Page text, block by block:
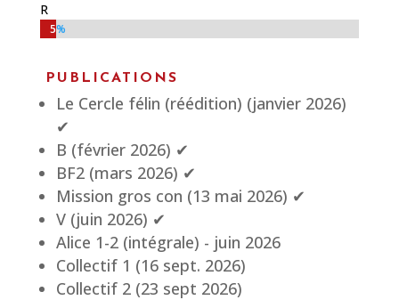
R
5%
5%
PUBLICATIONS
Le Cercle félin (réédition) (janvier 2026)
✔
B (février 2026) ✔
BF2 (mars 2026) ✔
Mission gros con (13 mai 2026) ✔
V (juin 2026) ✔
Alice 1-2 (intégrale) - juin 2026
Collectif 1 (16 sept. 2026)
Collectif 2 (23 sept 2026)